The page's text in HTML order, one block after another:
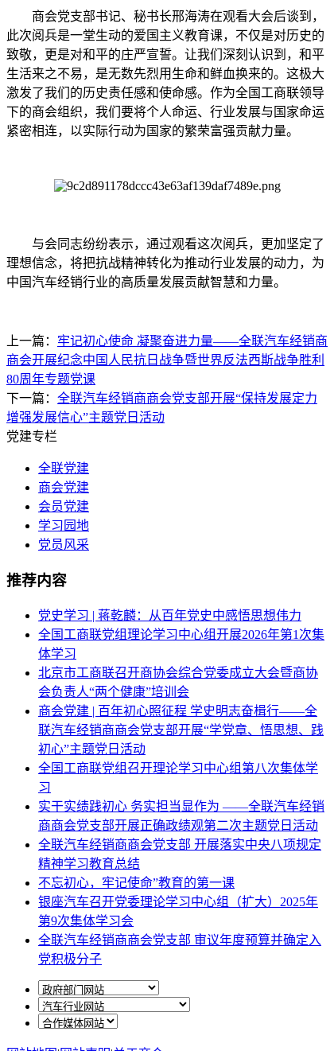
商会党支部书记、秘书长邢海涛在观看大会后谈到，
此次阅兵是一堂生动的爱国主义教育课，不仅是对历史的
致敬，更是对和平的庄严宣誓。让我们深刻认识到，和平
生活来之不易，是无数先烈用生命和鲜血换来的。这极大
激发了我们的历史责任感和使命感。作为全国工商联领导
下的商会组织，我们要将个人命运、行业发展与国家命运
紧密相连，以实际行动为国家的繁荣富强贡献力量。
与会同志纷纷表示，通过观看这次阅兵，更加坚定了
理想信念，将把抗战精神转化为推动行业发展的动力，为
中国汽车经销行业的高质量发展贡献智慧和力量。
上一篇： 牢记初心使命 凝聚奋进力量——全联汽车经销商
商会开展纪念中国人民抗日战争暨世界反法西斯战争胜利
80周年专题党课
下一篇： 全联汽车经销商商会党支部开展“保持发展定力
增强发展信心”主题党日活动
党建专栏
全联党建
商会党建
会员党建
学习园地
党员风采
推荐内容
党史学习 | 蒋乾麟：从百年党史中感悟思想伟力
全国工商联党组理论学习中心组开展2026年第1次集
体学习
北京市工商联召开商协会综合党委成立大会暨商协
会负责人“两个健康”培训会
商会党建 | 百年初心照征程 学史明志奋楫行——全
联汽车经销商商会党支部开展“学党章、悟思想、践
初心”主题党日活动
全国工商联党组召开理论学习中心组第八次集体学
习
实干实绩践初心 务实担当显作为 ——全联汽车经销
商商会党支部开展正确政绩观第二次主题党日活动
全联汽车经销商商会党支部 开展落实中央八项规定
精神学习教育总结
不忘初心，牢记使命”教育的第一课
银座汽车召开党委理论学习中心组（扩大）2025年
第9次集体学习会
全联汽车经销商商会党支部 审议年度预算并确定入
党积极分子